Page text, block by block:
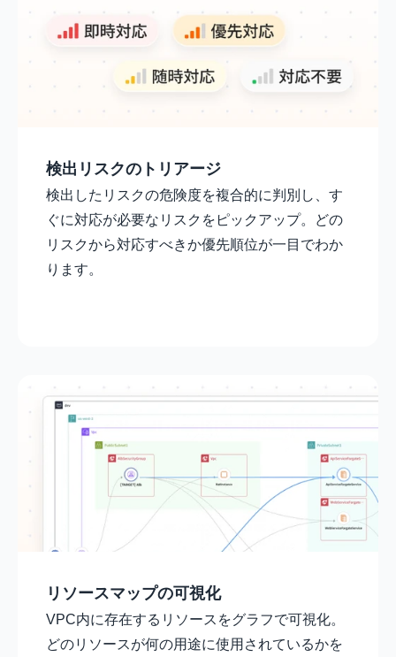
検出リスクのトリアージ
検出したリスクの危険度を複合的に判別し、す
ぐに対応が必要なリスクをピックアップ。どの
リスクから対応すべきか優先順位が一目でわか
ります。
リソースマップの可視化
VPC内に存在するリソースをグラフで可視化。
どのリソースが何の用途に使用されているかを